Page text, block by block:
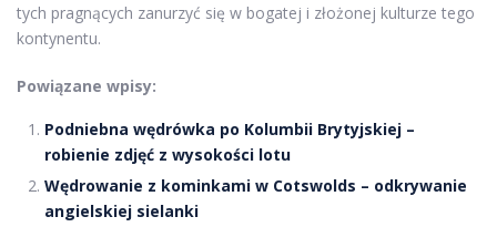
tych pragnących zanurzyć się w bogatej i złożonej kulturze tego
kontynentu.
Powiązane wpisy:
Podniebna wędrówka po Kolumbii Brytyjskiej –
robienie zdjęć z wysokości lotu
Wędrowanie z kominkami w Cotswolds – odkrywanie
angielskiej sielanki